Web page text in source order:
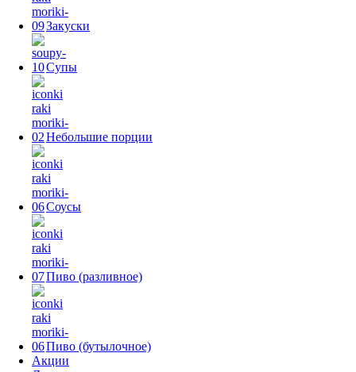
Закуски
Супы
Небольшие порции
Соусы
Пиво (разливное)
Пиво (бутылочное)
Акции